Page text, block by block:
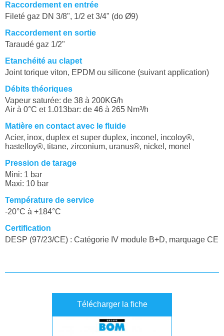
Raccordement en entrée
Fileté gaz DN 3/8", 1/2 et 3/4" (do Ø9)
Raccordement en sortie
Taraudé gaz 1/2"
Etanchéité au clapet
Joint torique viton, EPDM ou silicone (suivant application)
Débits théoriques
Vapeur saturée: de 38 à 200KG/h
Air à 0°C et 1.013bar: de 46 à 265 Nm³/h
Matière en contact avec le fluide
Acier, inox, duplex et super duplex, inconel, incoloy®,
hastelloy®, titane, zirconium, uranus®, nickel, monel
Pression de tarage
Mini: 1 bar
Maxi: 10 bar
Température de service
-20°C à +184°C
Certification
DESP (97/23/CE) : Catégorie IV module B+D, marquage CE
Télécharger la fiche